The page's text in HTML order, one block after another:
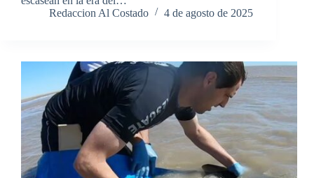
Redaccion Al Costado
4 de agosto de 2025